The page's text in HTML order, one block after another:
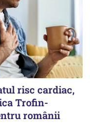
risc cardiac,
Trofin-
românii